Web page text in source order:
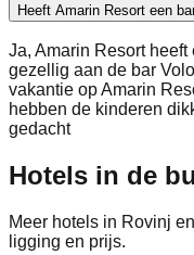
Heeft Amarin Resort een
Ja, Amarin Resort
gezellig aan de bar
vakantie op Amarin
hebben de kinderen
gedacht
Hotels in de
Meer hotels in Rovinj
ligging en prijs.